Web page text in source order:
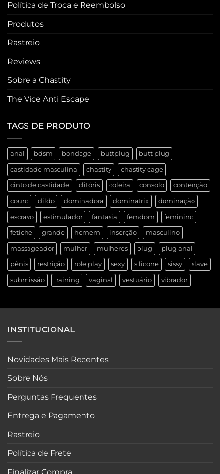
Política de Troca e Reembolso
Produtos
Rastreio
Reviews
Sobre a Chastity
The Vice Anti Escape
TAGS DE PRODUTO
anal bdsm bondage buttplug butt plug
castidade masculina chastity chastity cage
cinto de castidade clitóris coleira consolo contenção
couro dildo dominadora dominatrix dominação
escravo estimulador fantasia femdom feminino
fetiche grande homem inserção masculino
massageador mulher mulheres plug plug anal
pênis restrição role play sexy silicone sissy slave
submissão training vaginal vestuário vibrador
INSTITUCIONAL
Novidades Mais Recentes
Sobre Nós
Perguntas Frequentes
Entrega e Pagamento
Rastreio
Política de Frete
Finalizar Compra